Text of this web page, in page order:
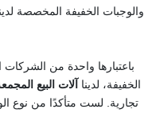
والوجبات الخفيفة المخصصة
باعتبارها واحدة من الشركات
الخفيفة، لدينا آلات البيع
تجارية. لست متأكدًا من نوع